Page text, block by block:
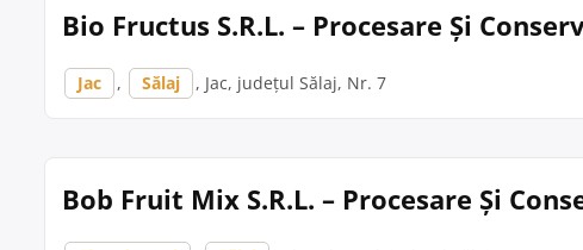
Bio Fructus S.R.L. – Procesare Și
Jac , Sălaj , Jac, județul Sălaj, Nr. 7
Bob Fruit Mix S.R.L. – Procesare Și